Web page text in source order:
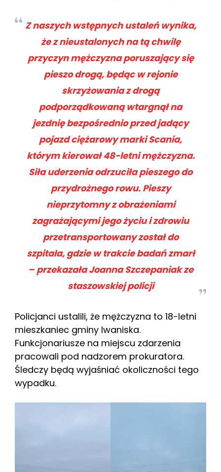
Z naszych wstępnych ustaleń wynika,
że z nieustalonych na tą chwilę
przyczyn mężczyzna poruszający się
pieszo drogą, będąc w rejonie
skrzyżowania z drogą
podporządkowaną wtargnął na
jezdnię bezpośrednio przed jadący
pojazd ciężarowy marki Scania,
którym kierował 48-letni mężczyzna.
Siła uderzenia odrzuciła pieszego do
przydrożnego rowu. Pieszy
nieprzytomny z obrażeniami
zagrażającymi jego życiu i zdrowiu
przetransportowany został do
szpitala, gdzie w trakcie badań zmarł
– przekazała Joanna Szczepaniak ze
staszowskiej policji
Policjanci ustalili, że mężczyzna to 18-letni
mieszkaniec gminy Iwaniska.
Funkcjonariusze na miejscu zdarzenia
pracowali pod nadzorem prokuratora.
Śledczy będą wyjaśniać okoliczności tego
wypadku.